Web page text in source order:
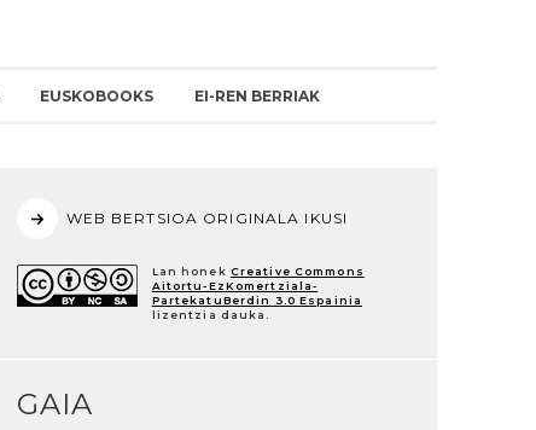
EUSKOBOOKS EI-REN BERRIAK
WEB BERTSIOA ORIGINALA IKUSI
Lan honek Creative Commons
Aitortu-EzKomertziala-
PartekatuBerdin 3.0 Espainia
lizentzia dauka.
GAIA